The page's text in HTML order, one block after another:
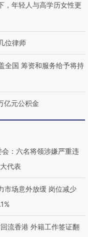
，年轻人与高学历女性更
位律师
全国 筹资和服务给予将持
亿元公积金
：六名将领涉嫌严重违
代表
市场意外放缓 岗位减少
流香港 外籍工作签证翻